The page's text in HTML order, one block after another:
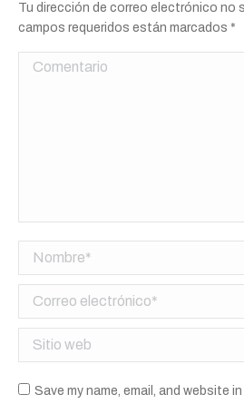
Tu dirección de correo electrónico no
campos requeridos están marcados *
Comentario
Nombre *
Correo electrónico *
Sitio web
Save my name, email, and website